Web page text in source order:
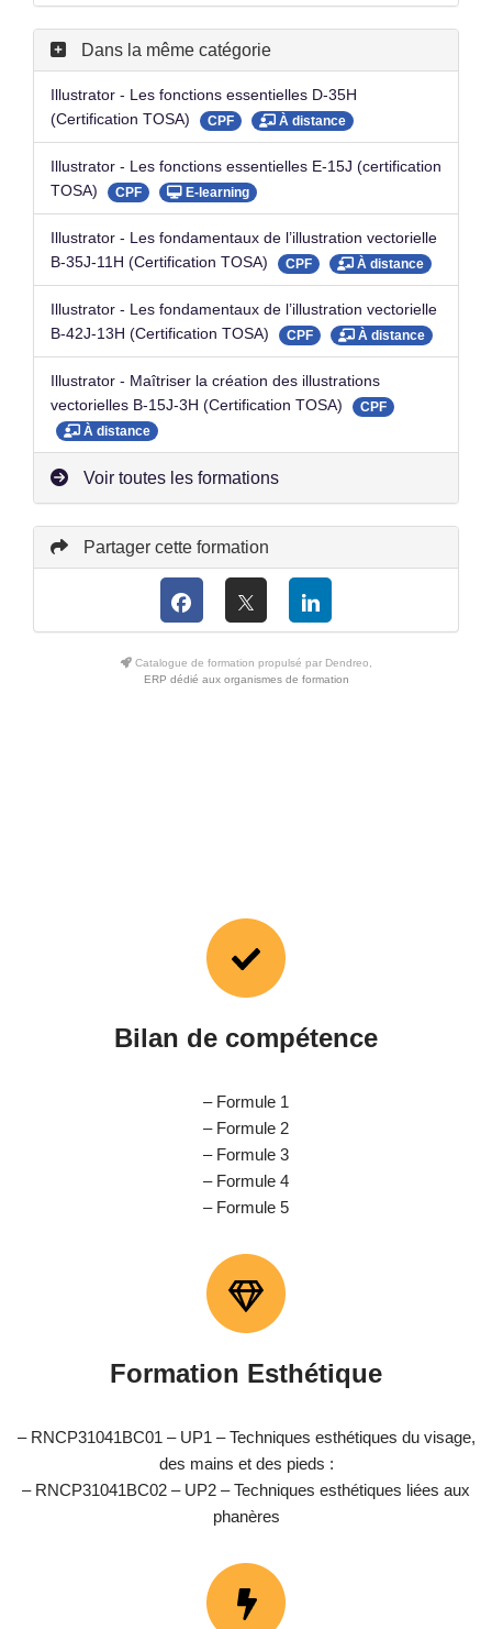
Dans la même catégorie
Illustrator - Les fonctions essentielles D-35H
(Certification TOSA)
CPF À distance
Illustrator - Les fonctions essentielles E-15J (certification
TOSA)
CPF E-learning
Illustrator - Les fondamentaux de l’illustration vectorielle
B-35J-11H (Certification TOSA)
CPF À distance
Illustrator - Les fondamentaux de l’illustration vectorielle
B-42J-13H (Certification TOSA)
CPF À distance
Illustrator - Maîtriser la création des illustrations
vectorielles B-15J-3H (Certification TOSA)
CPF
À distance
Voir toutes les formations
Partager cette formation
Catalogue de formation propulsé par Dendreo,
ERP dédié aux organismes de formation
Bilan de compétence
– Formule 1
– Formule 2
– Formule 3
– Formule 4
– Formule 5
Formation Esthétique
– RNCP31041BC01 – UP1 – Techniques esthétiques du visage,
des mains et des pieds :
– RNCP31041BC02 – UP2 – Techniques esthétiques liées aux
phanères